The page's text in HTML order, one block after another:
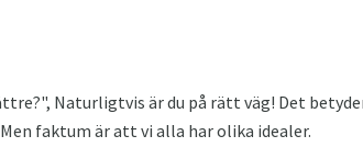
Naturligtvis är du på rätt väg! Det
faktum är att vi alla har olika idealer.